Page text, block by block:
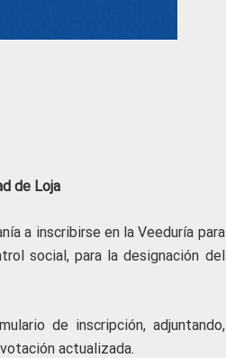
de Loja
a inscribirse en la Veeduría para
social, para la designación del
de inscripción, adjuntando,
actualizada.